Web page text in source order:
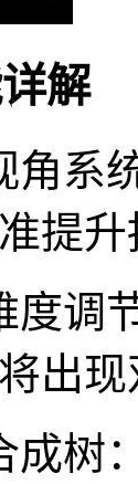
解
角系
提
度调
出
成树